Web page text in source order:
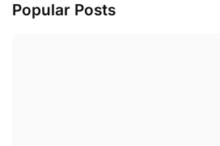
Popular Posts